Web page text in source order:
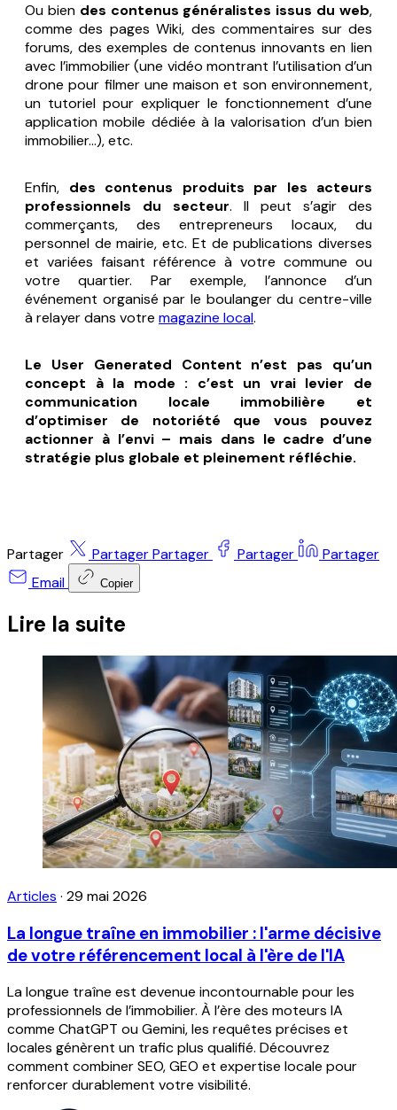
Ou bien des contenus généralistes issus du web,
comme des pages Wiki, des commentaires sur des
forums, des exemples de contenus innovants en lien
avec l’immobilier (une vidéo montrant l’utilisation d’un
drone pour filmer une maison et son environnement,
un tutoriel pour expliquer le fonctionnement d’une
application mobile dédiée à la valorisation d’un bien
immobilier…), etc.
Enfin, des contenus produits par les acteurs
professionnels du secteur. Il peut s’agir des
commerçants, des entrepreneurs locaux, du
personnel de mairie, etc. Et de publications diverses
et variées faisant référence à votre commune ou
votre quartier. Par exemple, l’annonce d’un
événement organisé par le boulanger du centre-ville
à relayer dans votre magazine local.
Le User Generated Content n’est pas qu’un
concept à la mode : c’est un vrai levier de
communication locale immobilière et
d’optimiser de notoriété que vous pouvez
actionner à l’envi – mais dans le cadre d’une
stratégie plus globale et pleinement réfléchie.
Partager PartagerPartager Partager
Partager
Email
Copier
Lire la suite
Articles · 29 mai 2026
La longue traîne en immobilier : l'arme décisive
de votre référencement local à l'ère de l'IA
La longue traîne est devenue incontournable pour les
professionnels de l’immobilier. À l’ère des moteurs IA
comme ChatGPT ou Gemini, les requêtes précises et
locales génèrent un trafic plus qualifié. Découvrez
comment combiner SEO, GEO et expertise locale pour
renforcer durablement votre visibilité.